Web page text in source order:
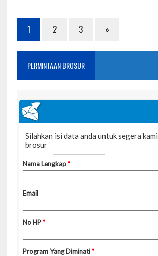
1 2 3 »
PERMINTAAN BROSUR